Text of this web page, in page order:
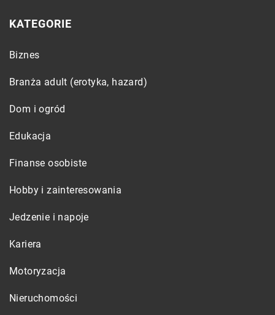
KATEGORIE
Biznes
Branża adult (erotyka, hazard)
Dom i ogród
Edukacja
Finanse osobiste
Hobby i zainteresowania
Jedzenie i napoje
Kariera
Motoryzacja
Nieruchomości